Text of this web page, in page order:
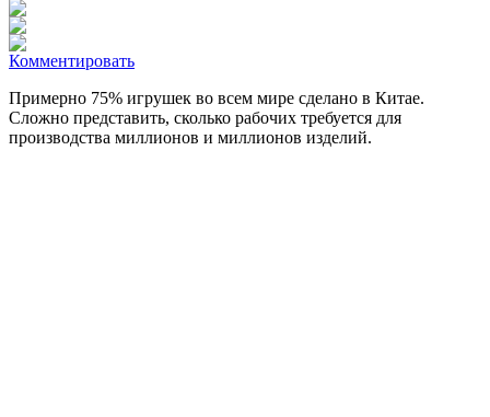
Комментировать
Примерно 75% игрушек во всем мире сделано в Китае.
Сложно представить, сколько рабочих требуется для
производства миллионов и миллионов изделий.